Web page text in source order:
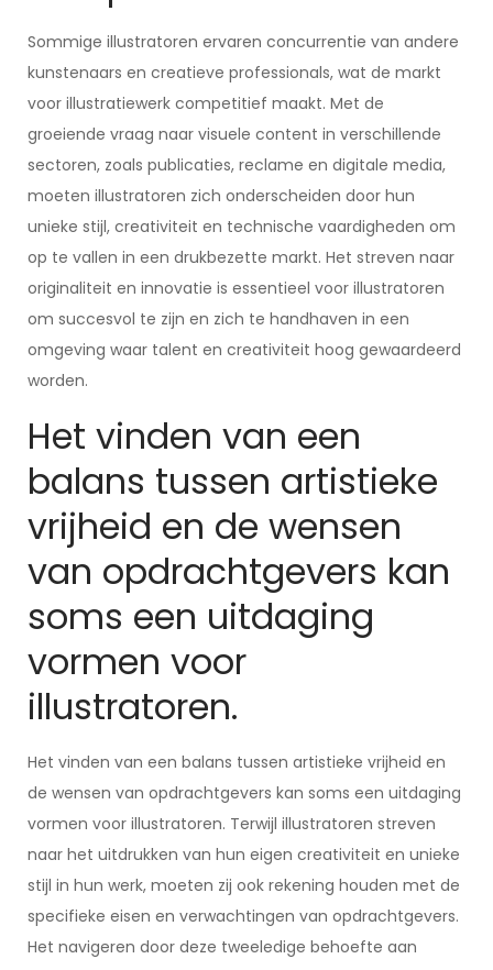
Sommige illustratoren ervaren concurrentie van andere
kunstenaars en creatieve professionals, wat de markt
voor illustratiewerk competitief maakt. Met de
groeiende vraag naar visuele content in verschillende
sectoren, zoals publicaties, reclame en digitale media,
moeten illustratoren zich onderscheiden door hun
unieke stijl, creativiteit en technische vaardigheden om
op te vallen in een drukbezette markt. Het streven naar
originaliteit en innovatie is essentieel voor illustratoren
om succesvol te zijn en zich te handhaven in een
omgeving waar talent en creativiteit hoog gewaardeerd
worden.
Het vinden van een
balans tussen artistieke
vrijheid en de wensen
van opdrachtgevers kan
soms een uitdaging
vormen voor
illustratoren.
Het vinden van een balans tussen artistieke vrijheid en
de wensen van opdrachtgevers kan soms een uitdaging
vormen voor illustratoren. Terwijl illustratoren streven
naar het uitdrukken van hun eigen creativiteit en unieke
stijl in hun werk, moeten zij ook rekening houden met de
specifieke eisen en verwachtingen van opdrachtgevers.
Het navigeren door deze tweeledige behoefte aan